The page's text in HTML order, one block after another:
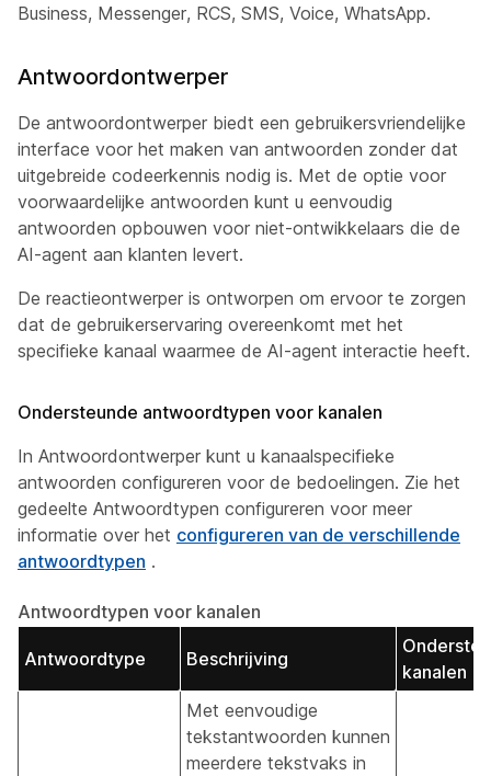
Business, Messenger, RCS, SMS, Voice, WhatsApp.
Antwoordontwerper
De antwoordontwerper biedt een gebruikersvriendelijke
interface voor het maken van antwoorden zonder dat
uitgebreide codeerkennis nodig is. Met de optie voor
voorwaardelijke antwoorden kunt u eenvoudig
antwoorden opbouwen voor niet-ontwikkelaars die de
AI-agent aan klanten levert.
De reactieontwerper is ontworpen om ervoor te zorgen
dat de gebruikerservaring overeenkomt met het
specifieke kanaal waarmee de AI-agent interactie heeft.
Ondersteunde antwoordtypen voor kanalen
In Antwoordontwerper kunt u kanaalspecifieke
antwoorden configureren voor de bedoelingen. Zie het
gedeelte Antwoordtypen configureren voor meer
informatie over het configureren van de verschillende
antwoordtypen .
Antwoordtypen voor kanalen
Antwoordtype Beschrijving
kanalen
Met eenvoudige
tekstantwoorden kunnen
meerdere tekstvaks in